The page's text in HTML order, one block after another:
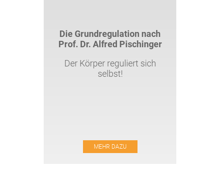
Die Grundregulation nach
Prof. Dr. Alfred Pischinger
Der Körper reguliert sich
selbst!
MEHR DAZU